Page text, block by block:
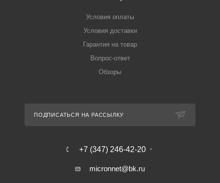
Условия оплаты
Условия доставки
Гарантия на товар
Вопрос-ответ
Обзоры
ПОДПИСАТЬСЯ НА РАССЫЛКУ
+7 (347) 246-42-20
micronnet@bk.ru